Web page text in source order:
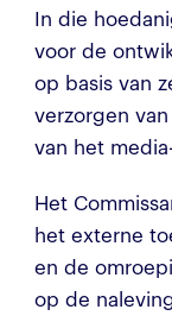
In die
voor de
op basis van
verzorgen
van het
Het
het externe
en de
op de